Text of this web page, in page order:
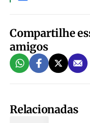
Compartilhe
amigos
Relacionadas